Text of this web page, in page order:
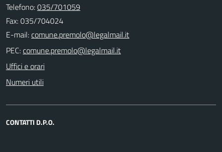
Telefono:035/701059
Fax: 035/704024
E-mail:
PEC:
Uffici e orari
Numeri utili
CONTATTI D.P.O.